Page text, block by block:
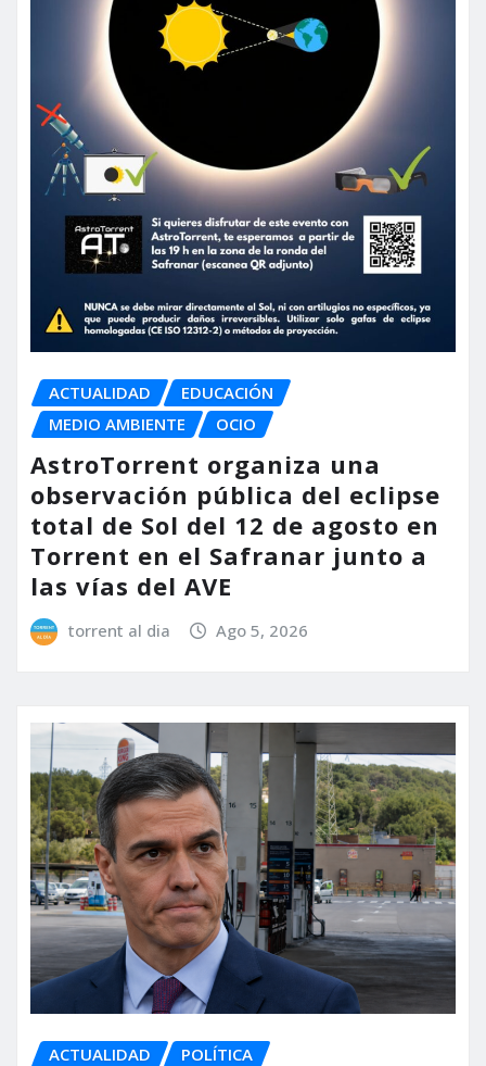
ACTUALIDAD
EDUCACIÓN
MEDIO AMBIENTE
OCIO
AstroTorrent organiza una
observación pública del eclipse
total de Sol del 12 de agosto en
Torrent en el Safranar junto a
las vías del AVE
torrent al dia Ago 5, 2026
ACTUALIDAD POLÍTICA